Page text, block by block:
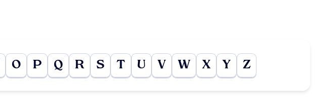
O P Q R S T U V W X Y Z